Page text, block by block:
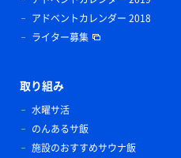
アドベントカレンダー 2018
ライター募集
取り組み
水曜サ活
のんあるサ飯
施設のおすすめサウナ飯